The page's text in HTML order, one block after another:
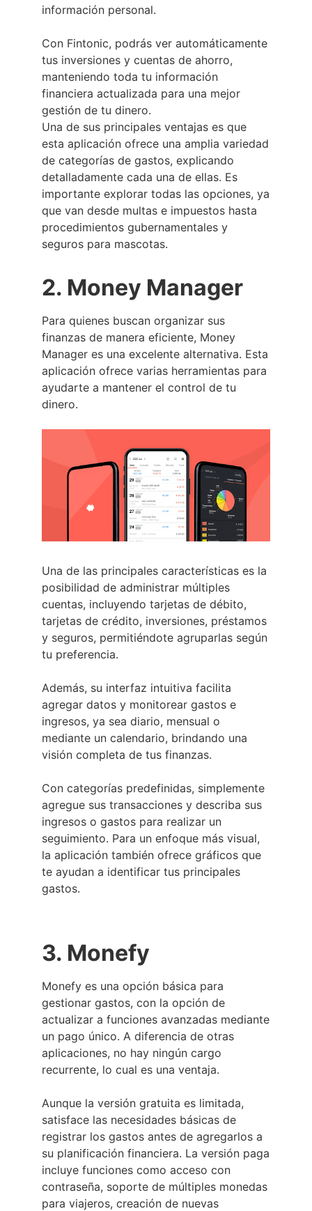
información personal.
Con Fintonic, podrás ver automáticamente
tus inversiones y cuentas de ahorro,
manteniendo toda tu información
financiera actualizada para una mejor
gestión de tu dinero.
Una de sus principales ventajas es que
esta aplicación ofrece una amplia variedad
de categorías de gastos, explicando
detalladamente cada una de ellas. Es
importante explorar todas las opciones, ya
que van desde multas e impuestos hasta
procedimientos gubernamentales y
seguros para mascotas.
2. Money Manager
Para quienes buscan organizar sus
finanzas de manera eficiente, Money
Manager es una excelente alternativa. Esta
aplicación ofrece varias herramientas para
ayudarte a mantener el control de tu
dinero.
Una de las principales características es la
posibilidad de administrar múltiples
cuentas, incluyendo tarjetas de débito,
tarjetas de crédito, inversiones, préstamos
y seguros, permitiéndote agruparlas según
tu preferencia.
Además, su interfaz intuitiva facilita
agregar datos y monitorear gastos e
ingresos, ya sea diario, mensual o
mediante un calendario, brindando una
visión completa de tus finanzas.
Con categorías predefinidas, simplemente
agregue sus transacciones y describa sus
ingresos o gastos para realizar un
seguimiento. Para un enfoque más visual,
la aplicación también ofrece gráficos que
te ayudan a identificar tus principales
gastos.
3. Monefy
Monefy es una opción básica para
gestionar gastos, con la opción de
actualizar a funciones avanzadas mediante
un pago único. A diferencia de otras
aplicaciones, no hay ningún cargo
recurrente, lo cual es una ventaja.
Aunque la versión gratuita es limitada,
satisface las necesidades básicas de
registrar los gastos antes de agregarlos a
su planificación financiera. La versión paga
incluye funciones como acceso con
contraseña, soporte de múltiples monedas
para viajeros, creación de nuevas